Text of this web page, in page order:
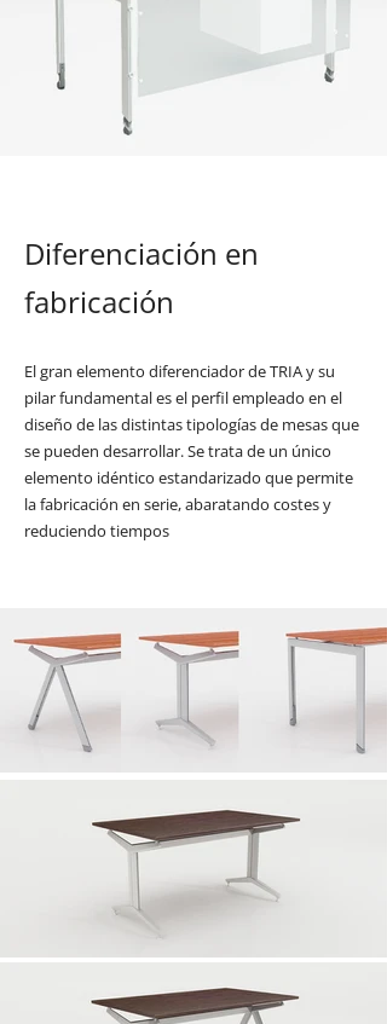
Diferenciación en
fabricación
El gran elemento diferenciador de TRIA y su
pilar fundamental es el perfil empleado en el
diseño de las distintas tipologías de mesas que
se pueden desarrollar. Se trata de un único
elemento idéntico estandarizado que permite
la fabricación en serie, abaratando costes y
reduciendo tiempos